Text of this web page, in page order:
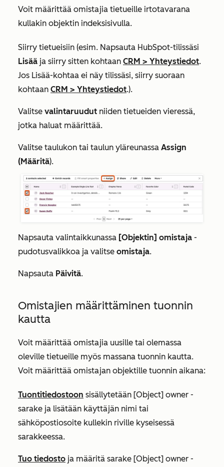
Voit määrittää omistajia tietueille irtotavarana
kullakin objektin indeksisivulla.
Siirry tietueisiin (esim. Napsauta HubSpot-tilissäsi
Lisää ja siirry sitten kohtaan CRM > Yhteystiedot.
Jos Lisää-kohtaa ei näy tilissäsi, siirry suoraan
kohtaan CRM > Yhteystiedot.).
Valitse valintaruudut niiden tietueiden vieressä,
jotka haluat määrittää.
Valitse taulukon tai taulun yläreunassa Assign
(Määritä).
Napsauta valintaikkunassa [Objektin] omistaja -
pudotusvalikkoa ja valitse omistaja.
Napsauta Päivitä.
Omistajien määrittäminen tuonnin
kautta
Voit määrittää omistajia uusille tai olemassa
oleville tietueille myös massana tuonnin kautta.
Voit määrittää omistajan objektille tuonnin aikana:
Tuontitiedostoon sisällytetään [Object] owner -
sarake ja lisätään käyttäjän nimi tai
sähköpostiosoite kullekin riville kyseisessä
sarakkeessa.
Tuo tiedosto ja määritä sarake [Object] owner -